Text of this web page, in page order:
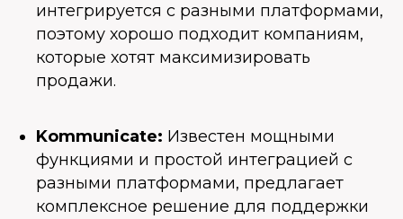
интегрируется с разными платформами,
поэтому хорошо подходит компаниям,
которые хотят максимизировать
продажи.
Kommunicate: Известен мощными
функциями и простой интеграцией с
разными платформами, предлагает
комплексное решение для поддержки